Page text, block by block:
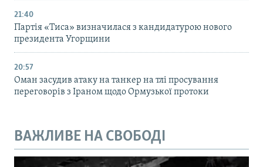
21:40
Партія «Тиса» визначилася з кандидатурою нового
президента Угорщини
20:57
Оман засудив атаку на танкер на тлі просування
переговорів з Іраном щодо Ормузької протоки
ВАЖЛИВЕ НА СВОБОДІ